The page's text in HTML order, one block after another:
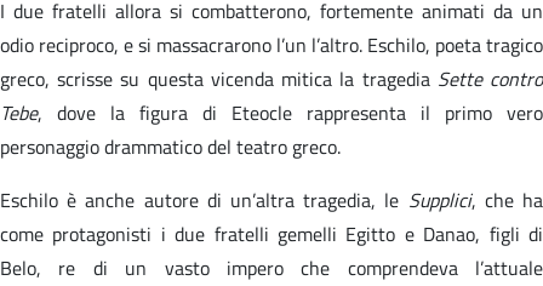
I due fratelli allora si combatterono, fortemente animati da un
odio reciproco, e si massacrarono l’un l’altro. Eschilo, poeta tragico
greco, scrisse su questa vicenda mitica la tragedia Sette contro
Tebe, dove la figura di Eteocle rappresenta il primo vero
personaggio drammatico del teatro greco.
Eschilo è anche autore di un’altra tragedia, le Supplici, che ha
come protagonisti i due fratelli gemelli Egitto e Danao, figli di
Belo, re di un vasto impero che comprendeva l’attuale